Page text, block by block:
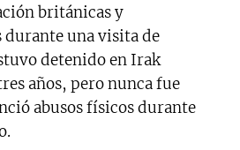
británicas y
durante una visita de
detenido en Irak
años, pero nunca fue
abusos físicos durante